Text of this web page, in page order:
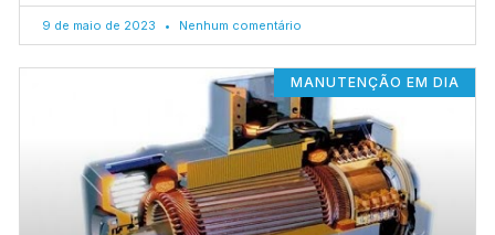
9 de maio de 2023 Nenhum comentário
MANUTENÇÃO EM DIA